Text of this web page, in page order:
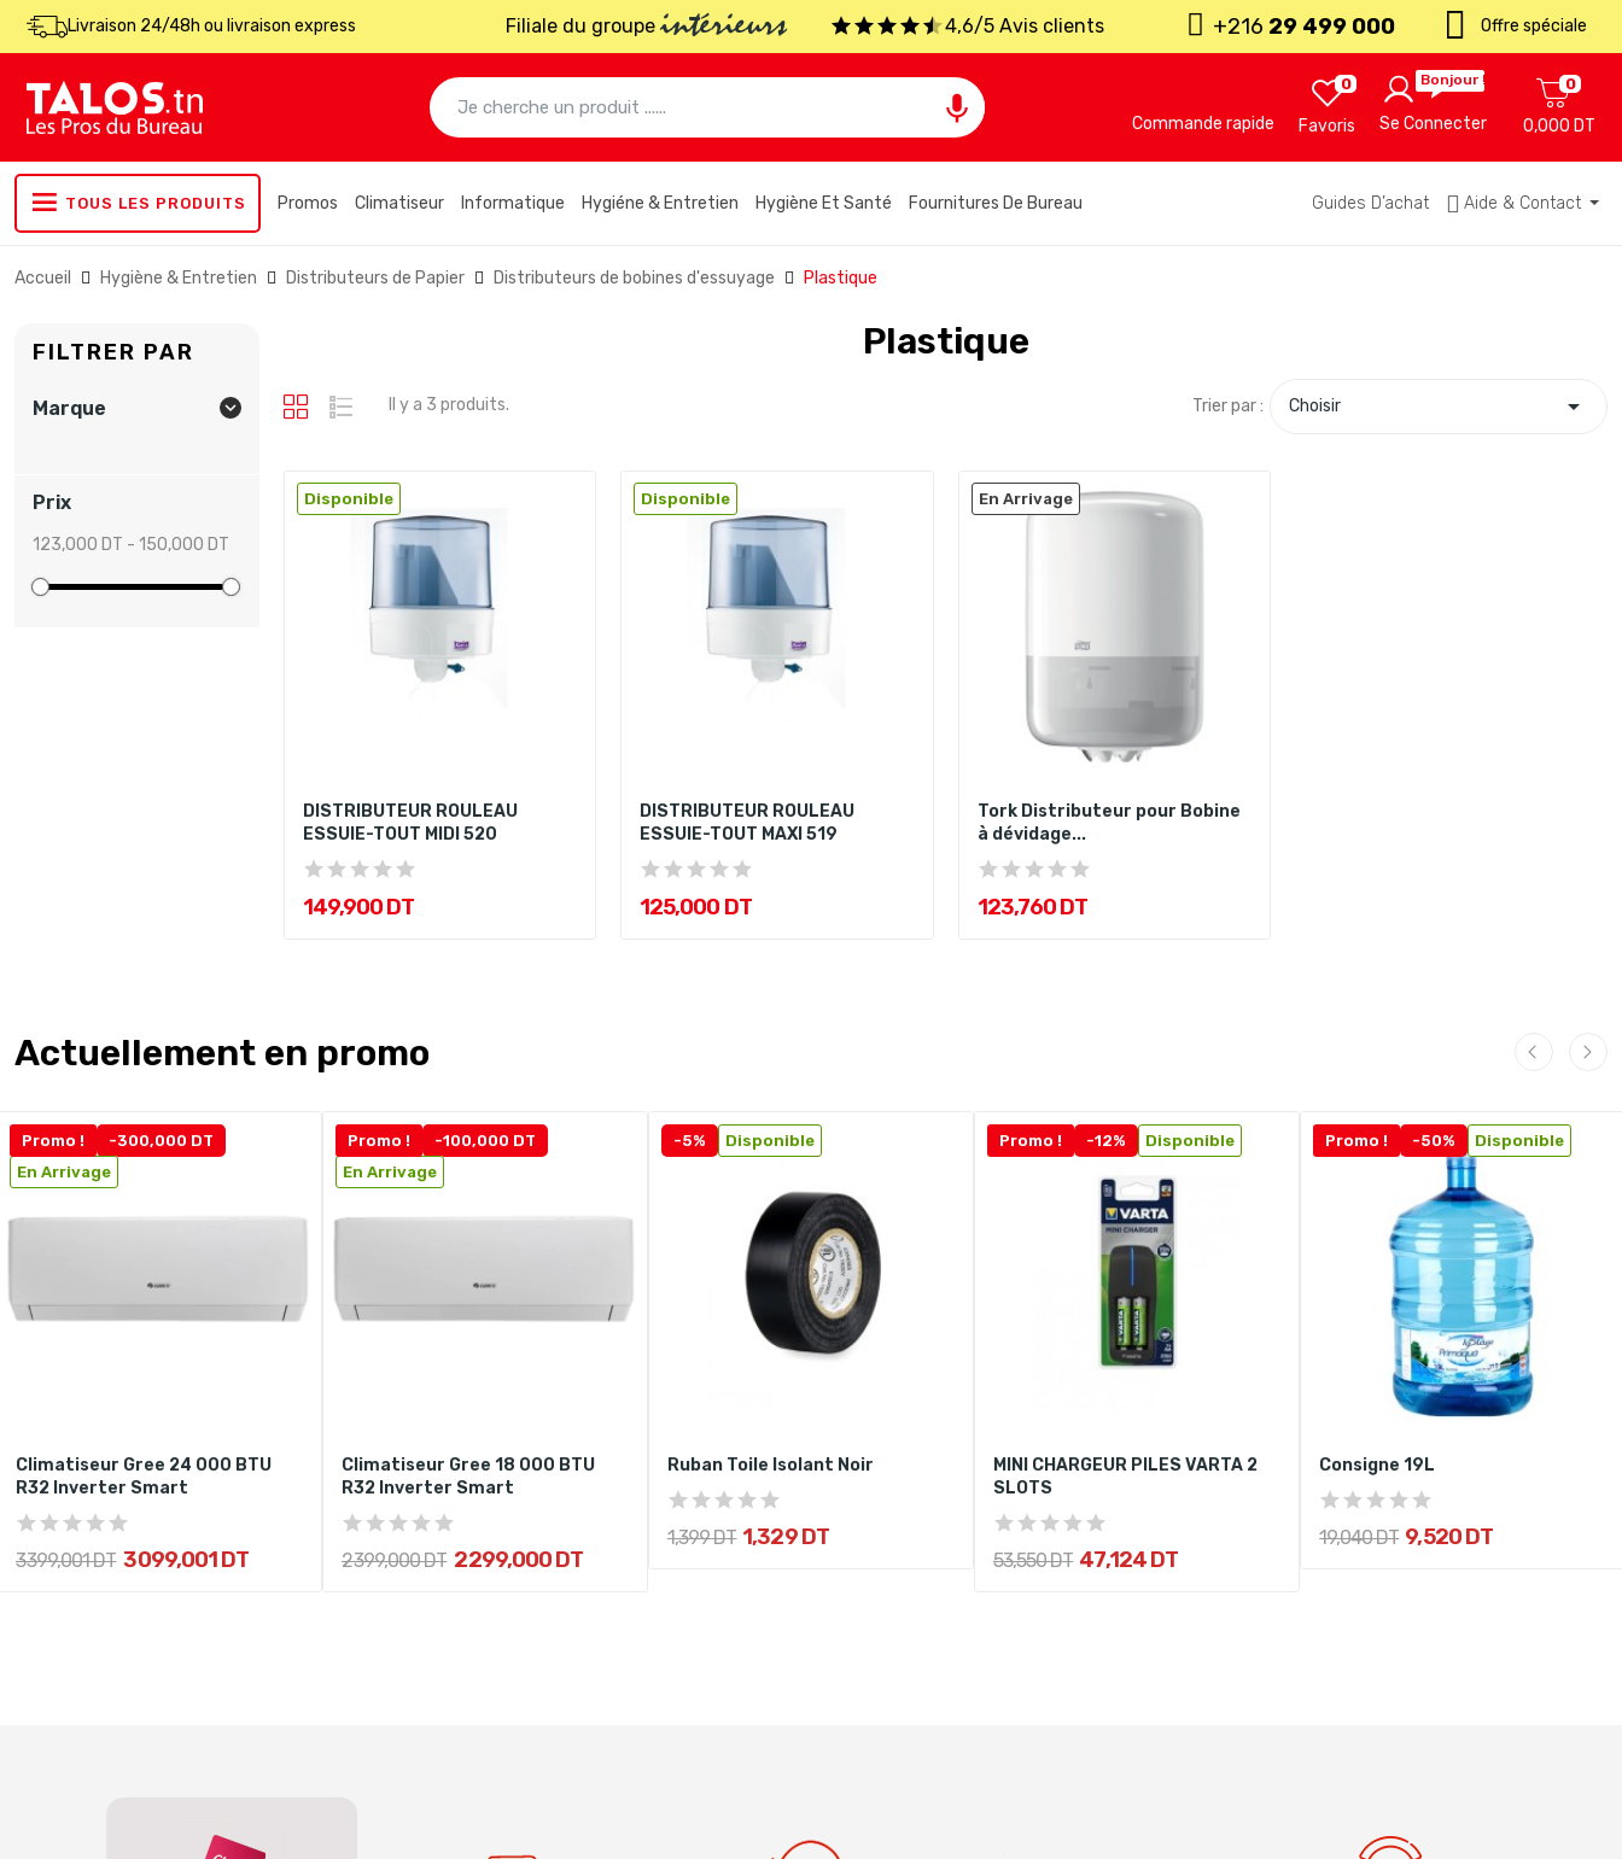
Livraison 24/48h ou livraison express Filiale du groupeintérieurs 4,6/5 Avis clients +216 29 499 000 Offre spéciale
 Commande rapide Favoris
0 Bonjour !
Se Connecter 0,000 DT
0
TOUS LES PRODUITS Promos Climatiseur Informatique Hygiéne & Entretien Hygiène Et Santé Fournitures De Bureau Guides D’achat Aide & Contact
Accueil Hygiène & Entretien Distributeurs de Papier Distributeurs de bobines d'essuyage Plastique
FILTRER PAR
Marque 
Prix
123,000 DT - 150,000 DT
Plastique
Il y a 3 produits. Trier par : Choisir 
Disponible
DISTRIBUTEUR ROULEAU
ESSUIE-TOUT MIDI 520
149,900 DT
Disponible
DISTRIBUTEUR ROULEAU
ESSUIE-TOUT MAXI 519
125,000 DT
En Arrivage
Tork Distributeur pour Bobine
à dévidage...
123,760 DT
Actuellement en promo
Promo !
-300,000 DT
En Arrivage
Climatiseur Gree 24 000 BTU
R32 Inverter Smart
3 399,001 DT 3 099,001 DT
Promo !
-100,000 DT
En Arrivage
Climatiseur Gree 18 000 BTU
R32 Inverter Smart
2 399,000 DT 2 299,000 DT
-5% Disponible
Ruban Toile Isolant Noir
1,399 DT 1,329 DT
Promo ! -12% Disponible
MINI CHARGEUR PILES VARTA 2
SLOTS
53,550 DT 47,124 DT
Promo ! -50% Disponible
Consigne 19L
19,040 DT 9,520 DT